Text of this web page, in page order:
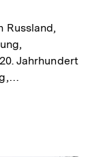
Russland,
Jahrhundert